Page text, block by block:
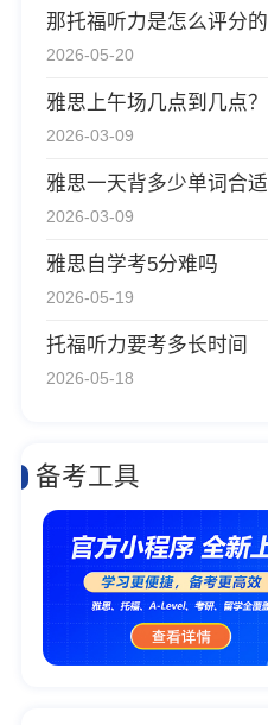
那托福听力是怎么评分的
2026-05-20
雅思上午场几点到几点？
2026-03-09
雅思一天背多少单词合适
2026-03-09
雅思自学考5分难吗
2026-05-19
托福听力要考多长时间
2026-05-18
备考工具